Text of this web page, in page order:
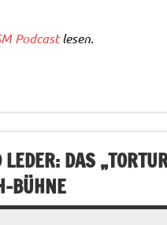
Podcastlesen.
DAS
BÜHNE